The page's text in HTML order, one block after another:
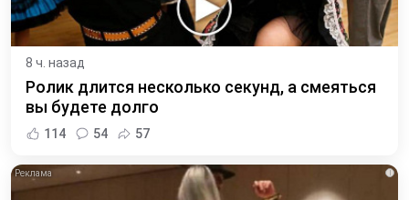
8 ч. назад
Ролик длится несколько секунд, а смеяться
вы будете долго
114 54 57
i